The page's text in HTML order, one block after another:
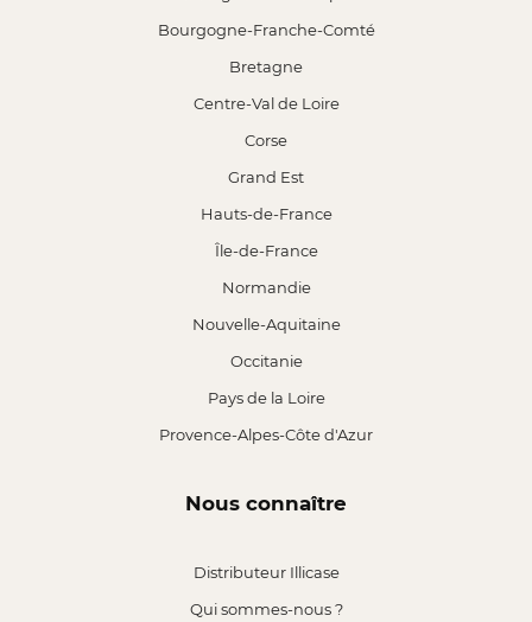
Bourgogne-Franche-Comté
Bretagne
Centre-Val de Loire
Corse
Grand Est
Hauts-de-France
Île-de-France
Normandie
Nouvelle-Aquitaine
Occitanie
Pays de la Loire
Provence-Alpes-Côte d'Azur
Nous connaître
Distributeur Illicase
Qui sommes-nous ?